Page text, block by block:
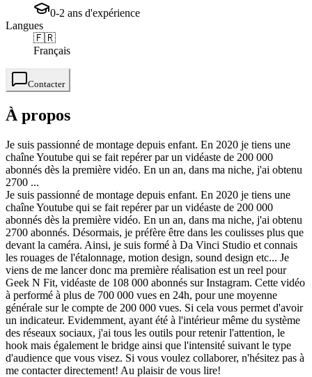
0-2 ans d'expérience
Langues
🇫🇷
Français
Contacter
À propos
Je suis passionné de montage depuis enfant. En 2020 je tiens une
chaîne Youtube qui se fait repérer par un vidéaste de 200 000
abonnés dès la première vidéo. En un an, dans ma niche, j'ai obtenu
2700 ...
Je suis passionné de montage depuis enfant. En 2020 je tiens une
chaîne Youtube qui se fait repérer par un vidéaste de 200 000
abonnés dès la première vidéo. En un an, dans ma niche, j'ai obtenu
2700 abonnés. Désormais, je préfère être dans les coulisses plus que
devant la caméra. Ainsi, je suis formé à Da Vinci Studio et connais
les rouages de l'étalonnage, motion design, sound design etc... Je
viens de me lancer donc ma première réalisation est un reel pour
Geek N Fit, vidéaste de 108 000 abonnés sur Instagram. Cette vidéo
à performé à plus de 700 000 vues en 24h, pour une moyenne
générale sur le compte de 200 000 vues. Si cela vous permet d'avoir
un indicateur. Evidemment, ayant été à l'intérieur même du système
des réseaux sociaux, j'ai tous les outils pour retenir l'attention, le
hook mais également le bridge ainsi que l'intensité suivant le type
d'audience que vous visez. Si vous voulez collaborer, n'hésitez pas à
me contacter directement! Au plaisir de vous lire!